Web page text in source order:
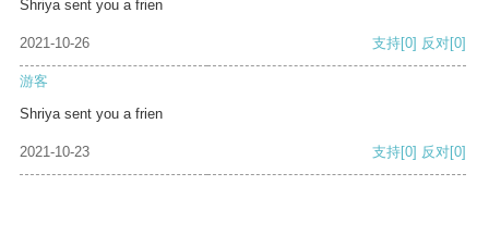
Shriya sent you a frien
2021-10-26 支持[0] 反对[0]
游客
Shriya sent you a frien
2021-10-23 支持[0] 反对[0]